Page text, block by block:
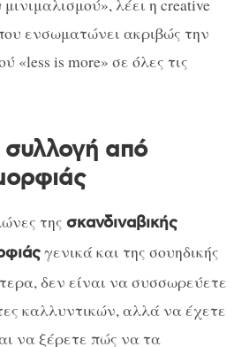
ενσωματώνει ακριβώς την
«less is more» σε όλες τις
από
της σκανδιναβικής
γενικά και της σουηδικής
δεν είναι να συσσωρεύετε
καλλυντικών, αλλά να έχετε
να ξέρετε πώς να τα